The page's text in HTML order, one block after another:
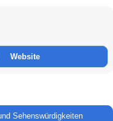
Website
Sehenswürdigkeiten